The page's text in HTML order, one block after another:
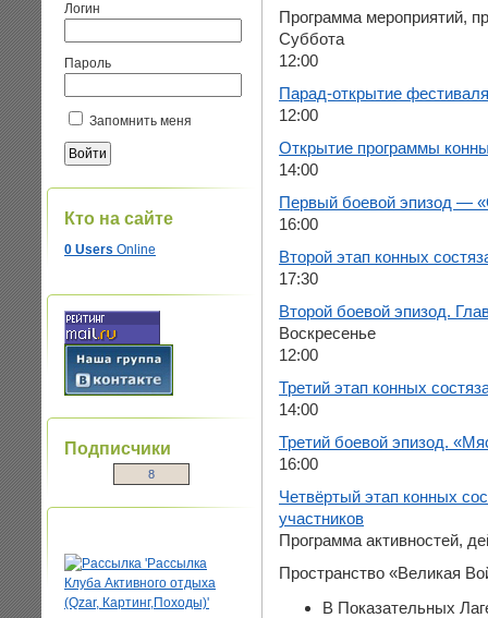
Логин
Пароль
Запомнить меня
Кто на сайте
0 Users Online
Подписчики
8
Программа мероприятий,
Суббота
12:00
Парад-открытие фестиваля
12:00
Открытие программы
14:00
Первый боевой эпизод —
16:00
Второй этап конных
17:30
Второй боевой эпизод.
Воскресенье
12:00
Третий этап конных
14:00
Третий боевой эпизод.
16:00
Четвёртый этап конных
участников
Программа активностей,
Пространство «Великая
В Показательных